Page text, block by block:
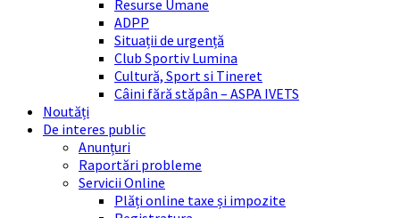
Resurse Umane
ADPP
Situații de urgență
Club Sportiv Lumina
Cultură, Sport si Tineret
Câini fără stăpân – ASPA IVETS
Noutăți
De interes public
Anunțuri
Raportări probleme
Servicii Online
Plăți online taxe și impozite